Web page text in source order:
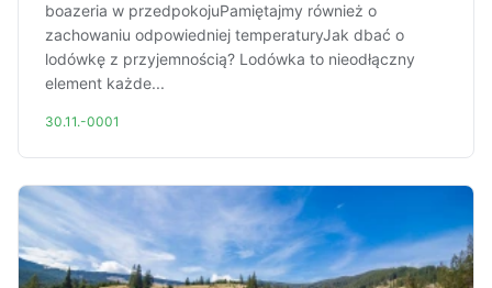
boazeria w przedpokojuPamiętajmy również o
zachowaniu odpowiedniej temperaturyJak dbać o
lodówkę z przyjemnością? Lodówka to nieodłączny
element każde...
30.11.-0001